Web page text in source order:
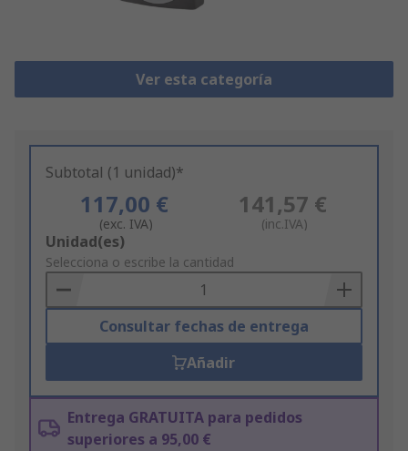
Ver esta categoría
Subtotal (1 unidad)*
117,00 €
(exc. IVA)
141,57 €
(inc.IVA)
Add
to
Basket
Unidad(es)
Selecciona o escribe la cantidad
Consultar fechas de entrega
Añadir
Entrega GRATUITA para pedidos
superiores a 95,00 €